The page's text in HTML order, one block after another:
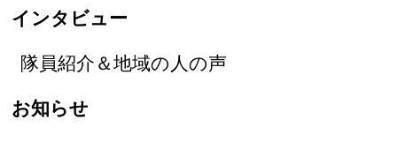
インタビュー
隊員紹介＆地域の人の声
お知らせ